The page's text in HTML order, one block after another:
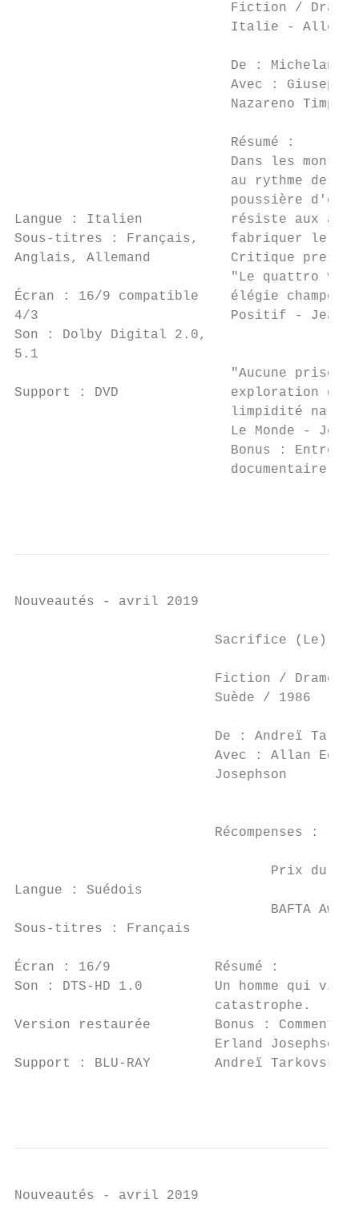
Fiction /
Italie -
De :
Avec : Giuseppe
                           Nazareno Timpano
                           Résumé :
Dans les
au rythme des
poussière
Langue : Italien           résiste aux
Sous-titres : Français,    fabriquer le
Anglais, Allemand          Critique presse
"Le quattro
Écran : 16/9 compatible    élégie
4/3                        Positif - Jean
Son : Dolby Digital 2.0,
5.1
"Aucune prise
Support : DVD              exploration de
limpidité
Le Monde -
Bonus :
documentaire :
Nouveautés - avril 2019
Sacrifice (Le)
Fiction / Drame
Suède / 1986
De : Andreï
Avec : Allan
Josephson
                         Récompenses :
Prix du
Langue : Suédois
BAFTA
Sous-titres : Français
Écran : 16/9             Résumé :
Son : DTS-HD 1.0         Un homme qui vit
                         catastrophe.
Version restaurée        Bonus :
Erland Josephson
Support : BLU-RAY        Andreï Tarkovski"
Nouveautés - avril 2019